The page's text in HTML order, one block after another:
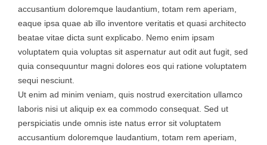
accusantium doloremque laudantium, totam rem aperiam,
eaque ipsa quae ab illo inventore veritatis et quasi architecto
beatae vitae dicta sunt explicabo. Nemo enim ipsam
voluptatem quia voluptas sit aspernatur aut odit aut fugit, sed
quia consequuntur magni dolores eos qui ratione voluptatem
sequi nesciunt.
Ut enim ad minim veniam, quis nostrud exercitation ullamco
laboris nisi ut aliquip ex ea commodo consequat. Sed ut
perspiciatis unde omnis iste natus error sit voluptatem
accusantium doloremque laudantium, totam rem aperiam,